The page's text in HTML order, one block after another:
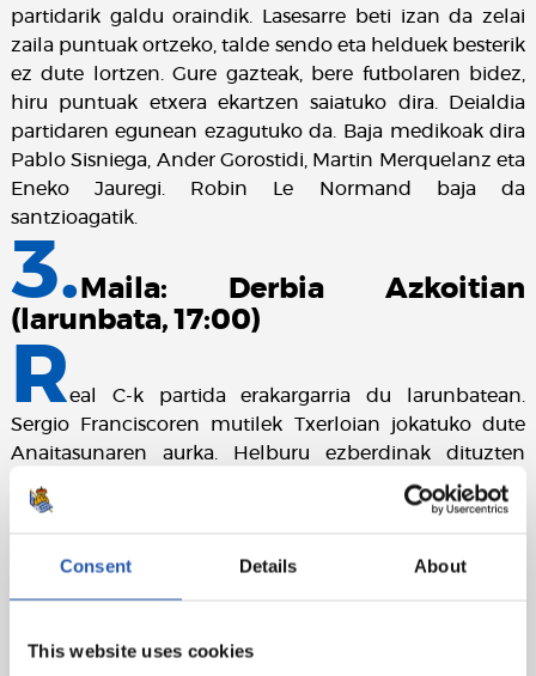
Consent Details About
This website uses cookies
partidarik galdu oraindik. Lasesarre beti izan da zelai
zaila puntuak ortzeko, talde sendo eta helduek besterik
ez dute lortzen. Gure gazteak, bere futbolaren bidez,
hiru puntuak etxera ekartzen saiatuko dira. Deialdia
partidaren egunean ezagutuko da. Baja medikoak dira
Pablo Sisniega, Ander Gorostidi, Martin Merquelanz eta
Eneko Jauregi. Robin Le Normand baja da
santzioagatik.
3. Maila: Derbia Azkoitian
(larunbata, 17:00)
Real C-k partida erakargarria du larunbatean.
Sergio Franciscoren mutilek Txerloian jokatuko dute
Anaitasunaren aurka. Helburu ezberdinak dituzten
taldeak baina puntu gose berarekin. Txuri-urdinek
goian jaraitu nahi dute eta Azkoitiarrak, aldiz, beheko